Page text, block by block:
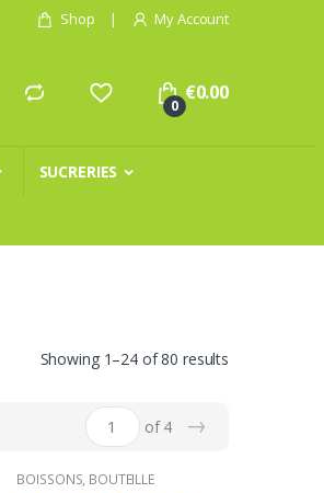
Shop My Account
0
€0.00
SUCRERIES
Showing 1–24 of 80 results
of 4 →
BOISSONS, BOUTEILLE